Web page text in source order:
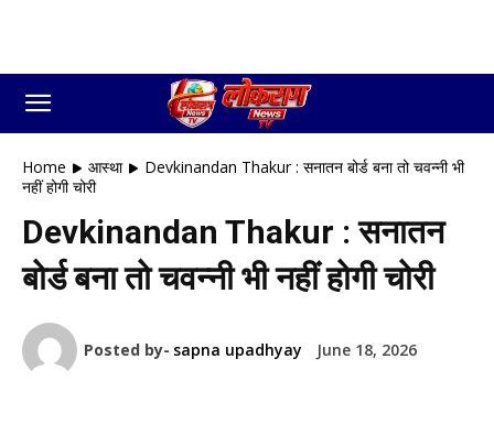
Home आस्था
Devkinandan Thakur : सनातन बोर्ड बना तो चवन्नी भी
नहीं होगी चोरी
Devkinandan Thakur : सनातन
बोर्ड बना तो चवन्नी भी नहीं होगी चोरी
Posted by- sapna upadhyay June 18, 2026